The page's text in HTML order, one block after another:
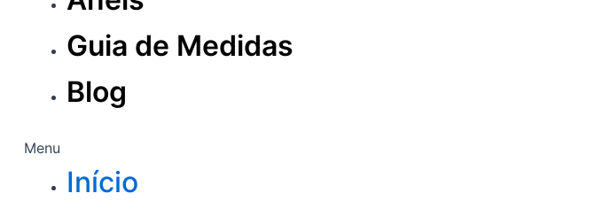
Guia de Medidas
Blog
Menu
Início